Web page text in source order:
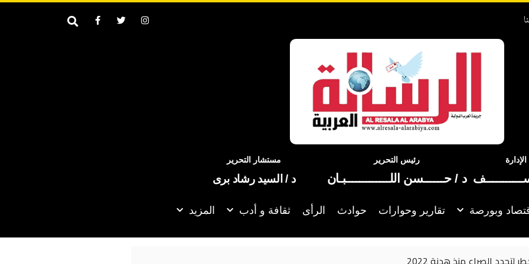
رئيس التحرير
د / حــــــسن اللـــــــــــــبـان
مستشار التحرير
د / السيد رشاد برى
وبورصة تقارير وحوارات حوادث الرأى ثقافة و أدب المزيد